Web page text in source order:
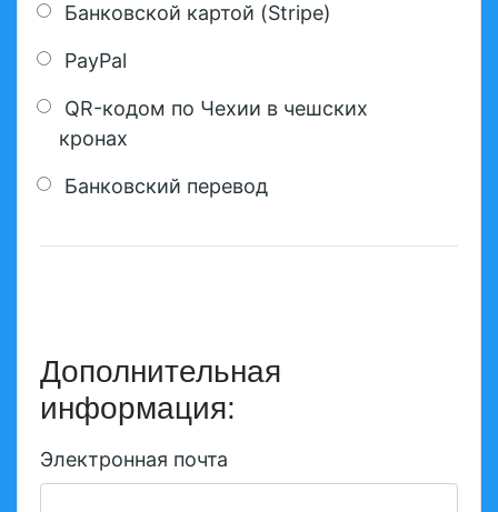
Банковской картой (Stripe)
PayPal
QR-кодом по Чехии в чешских
кронах
Банковский перевод
Дополнительная
информация:
Электронная почта